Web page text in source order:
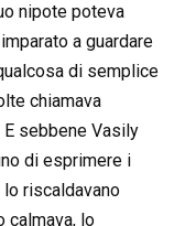
nipote poteva
a guardare
di semplice
chiamava
sebbene Vasily
di esprimere i
riscaldavano
calmava, lo